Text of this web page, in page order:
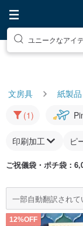
ユニークなアイ
文房具 紙製
(1)
印刷加工 ピ
ご祝儀袋・ポチ袋 ：
一部自動翻訳されて
12%OFF